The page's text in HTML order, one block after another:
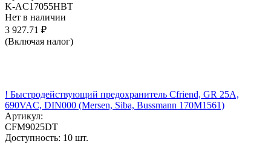
K-AC17055HBT
Нет в наличии
3 927.71 ₽
(Включая налог)
! Быстродействующий предохранитель Cfriend, GR 25А,
690VAC, DIN000 (Mersen, Siba, Bussmann 170M1561)
Артикул:
CFM9025DT
Доступность: 10 шт.